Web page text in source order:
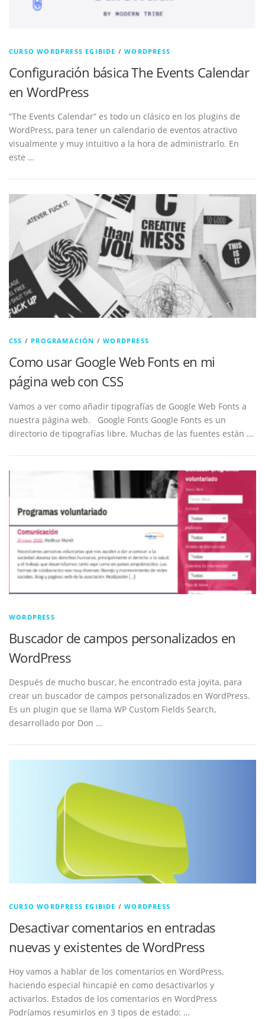
CURSO WORDPRESS EGIBIDE /WORDPRESS
Configuración básica The Events Calendar
en WordPress
“The Events Calendar” es todo un clásico en los plugins de
WordPress, para tener un calendario de eventos atractivo
visualmente y muy intuitivo a la hora de administrarlo. En
este …
CSS / PROGRAMACIÓN /WORDPRESS
Como usar Google Web Fonts en mi
página web con CSS
Vamos a ver como añadir tipografías de Google Web Fonts a
nuestra página web. Google Fonts Google Fonts es un
directorio de tipografías libre. Muchas de las fuentes están …
WORDPRESS
Buscador de campos personalizados en
WordPress
Después de mucho buscar, he encontrado esta joyita, para
crear un buscador de campos personalizados en WordPress.
Es un plugin que se llama WP Custom Fields Search,
desarrollado por Don …
CURSO WORDPRESS EGIBIDE /WORDPRESS
Desactivar comentarios en entradas
nuevas y existentes de WordPress
Hoy vamos a hablar de los comentarios en WordPress,
haciendo especial hincapié en como desactivarlos y
activarlos. Estados de los comentarios en WordPress
Podríamos resumirlos en 3 tipos de estado: …